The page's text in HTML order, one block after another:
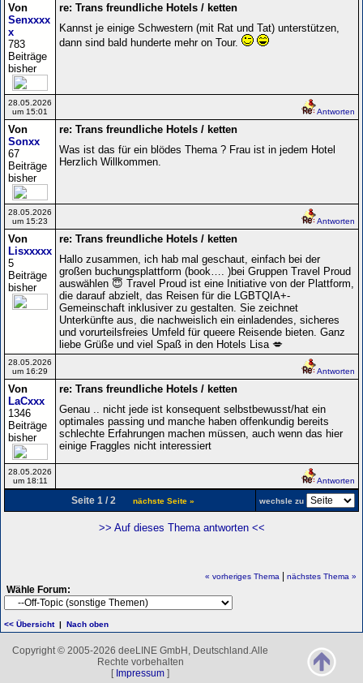
Von
Senxxxx
x
783
Beiträge
bisher
re: Trans freundliche Hotels / ketten
Kannst je einige Schwestern (mit Rat und Tat) unterstützen,
dann sind bald hunderte mehr on Tour.
28.05.2026
um 15:01
Antworten
Von
Sonxx
67
Beiträge
bisher
re: Trans freundliche Hotels / ketten
Was ist das für ein blödes Thema ? Frau ist in jedem Hotel
Herzlich Willkommen.
28.05.2026
um 15:23
Antworten
Von
Lisxxxxx
5
Beiträge
bisher
re: Trans freundliche Hotels / ketten
Hallo zusammen, ich hab mal geschaut, einfach bei der
großen buchungsplattform (book…. )bei Gruppen Travel Proud
auswählen 😇 Travel Proud ist eine Initiative von der Plattform,
die darauf abzielt, das Reisen für die LGBTQIA+-
Gemeinschaft inklusiver zu gestalten. Sie zeichnet
Unterkünfte aus, die nachweislich ein einladendes, sicheres
und vorurteilsfreies Umfeld für queere Reisende bieten. Ganz
liebe Grüße und viel Spaß in den Hotels Lisa 💋
28.05.2026
um 16:29
Antworten
Von
LaCxxx
1346
Beiträge
bisher
re: Trans freundliche Hotels / ketten
Genau .. nicht jede ist konsequent selbstbewusst/hat ein
optimales passing und manche haben offenkundig bereits
schlechte Erfahrungen machen müssen, auch wenn das hier
einige Fraggles nicht interessiert
28.05.2026
um 18:11
Antworten
Seite 1 / 2 nächste Seite » wechsle zu
>> Auf dieses Thema antworten <<
« vorheriges Thema nächstes Thema »
Wähle Forum:
<< Übersicht| Nach oben
Copyright © 2005-2026 deeLINE GmbH, Deutschland.Alle
Rechte vorbehalten
[ Impressum ]